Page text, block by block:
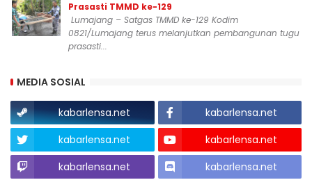
Prasasti TMMD ke-129
Lumajang – Satgas TMMD ke-129 Kodim
0821/Lumajang terus melanjutkan pembangunan tugu
prasasti...
MEDIA SOSIAL
kabarlensa.net
kabarlensa.net
kabarlensa.net
kabarlensa.net
kabarlensa.net
kabarlensa.net